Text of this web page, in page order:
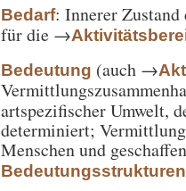
Bedarf: Innerer
für die →
Bedeutung (auch →
artspezifischer Umwelt,
determiniert;
Menschen und
Bedeutungsstrukturen